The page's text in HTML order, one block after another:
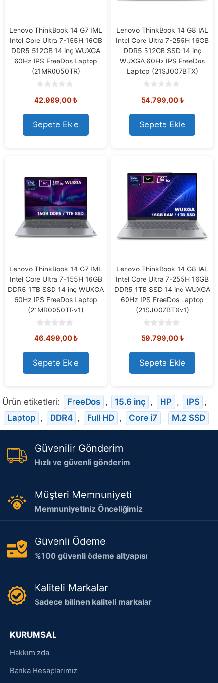
Lenovo ThinkBook 14 G7 IML
Intel Core Ultra 7-155H 16GB
DDR5 512GB 14 inç WUXGA
60Hz IPS FreeDos Laptop
(21MR0050TR)
o
t
o
f
5
42.999,00₺
Sepete Ekle
Lenovo ThinkBook 14 G8 IAL
Intel Core Ultra 7-255H 16GB
DDR5 512GB SSD 14 inç
WUXGA 60Hz IPS FreeDos
Laptop (21SJ007BTX)
o
t
o
f
5
54.799,00₺
Sepete Ekle
Lenovo ThinkBook 14 G7 IML
Intel Core Ultra 7-155H 16GB
DDR5 1TB SSD 14 inç WUXGA
60Hz IPS FreeDos Laptop
(21MR0050TRv1)
o
t
o
f
5
46.499,00₺
Sepete Ekle
Lenovo ThinkBook 14 G8 IAL
Intel Core Ultra 7-255H 16GB
DDR5 1TB SSD 14 inç WUXGA
60Hz IPS FreeDos Laptop
(21SJ007BTXv1)
o
t
o
f
5
59.799,00₺
Sepete Ekle
Ürün etiketleri: FreeDos , 15.6 inç , HP , IPS ,
Laptop
, DDR4 , Full HD , Core i7 , M.2 SSD
Güvenilir Gönderim
Hızlı ve güvenli gönderim
Müşteri Memnuniyeti
Memnuniyetiniz Önceliğimiz
Güvenli Ödeme
%100 güvenli ödeme altyapısı
Kaliteli Markalar
Sadece bilinen kaliteli markalar
KURUMSAL
Hakkımızda
Banka Hesaplarımız